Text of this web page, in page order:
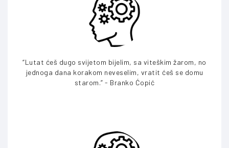
“Lutat ćeš dugo svijetom bijelim, sa viteškim žarom, no
jednoga dana korakom neveselim, vratit ćeš se domu
starom.” - Branko Ćopić